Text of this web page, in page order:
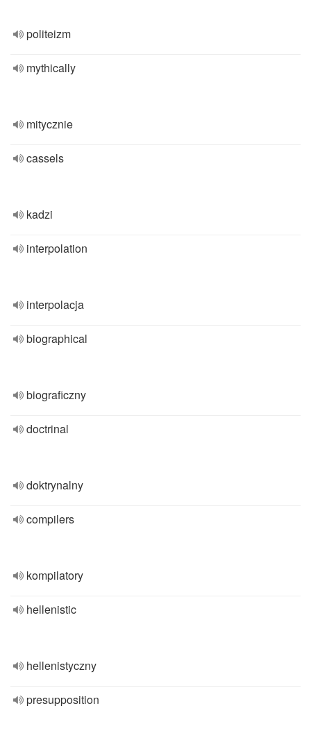
politeizm
mythically
mitycznie
cassels
kadzi
interpolation
interpolacja
biographical
biograficzny
doctrinal
doktrynalny
compilers
kompilatory
hellenistic
hellenistyczny
presupposition